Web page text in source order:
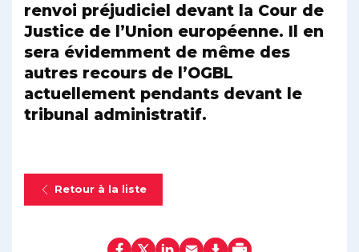
renvoi préjudiciel devant la Cour de
Justice de l’Union européenne. Il en
sera évidemment de même des
autres recours de l’OGBL
actuellement pendants devant le
tribunal administratif.
Retour à la liste